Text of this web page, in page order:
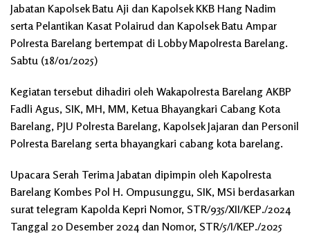
Jabatan Kapolsek Batu Aji dan Kapolsek KKB Hang Nadim
serta Pelantikan Kasat Polairud dan Kapolsek Batu Ampar
Polresta Barelang bertempat di Lobby Mapolresta Barelang.
Sabtu (18/01/2025)
Kegiatan tersebut dihadiri oleh Wakapolresta Barelang AKBP
Fadli Agus, SIK, MH, MM, Ketua Bhayangkari Cabang Kota
Barelang, PJU Polresta Barelang, Kapolsek Jajaran dan Personil
Polresta Barelang serta bhayangkari cabang kota barelang.
Upacara Serah Terima Jabatan dipimpin oleh Kapolresta
Barelang Kombes Pol H. Ompusunggu, SIK, MSi berdasarkan
surat telegram Kapolda Kepri Nomor, STR/935/XII/KEP./2024
Tanggal 20 Desember 2024 dan Nomor, STR/5/I/KEP./2025